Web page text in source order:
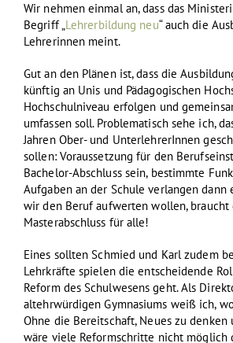
Wir nehmen einmal an, dass das
Begriff „Lehrerbildung neu“ auch die
Lehrerinnen meint.
Gut an den Plänen ist, dass die
künftig an Unis und Pädagogischen
Hochschulniveau erfolgen und
umfassen soll. Problematisch sehe ich,
Jahren Ober- und UnterlehrerInnen
sollen: Voraussetzung für den
Bachelor-Abschluss sein, bestimmte
Aufgaben an der Schule verlangen dann
wir den Beruf aufwerten wollen, braucht
Masterabschluss für alle!
Eines sollten Schmied und Karl zudem
Lehrkräfte spielen die entscheidende
Reform des Schulwesens geht. Als
altehrwürdigen Gymnasiums weiß ich,
Ohne die Bereitschaft, Neues zu denken
wäre viele Reformschritte nicht möglich